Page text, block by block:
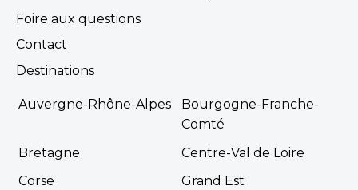
personnes - 40 m²
nuits
Foire aux questions
Contact
Destinations
Auvergne-Rhône-Alpes
Bourgogne-Franche-
Comté
Bretagne
Centre-Val de Loire
Corse
Grand Est